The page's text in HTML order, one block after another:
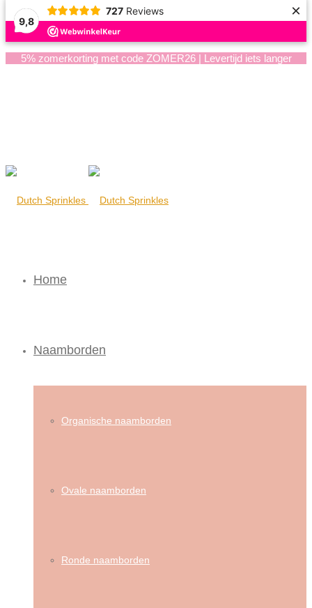
9,8
727 Reviews ×
5% zomerkorting met code ZOMER26 | Levertijd iets langer
Home
Naamborden
Organische naamborden
Ovale naamborden
Ronde naamborden